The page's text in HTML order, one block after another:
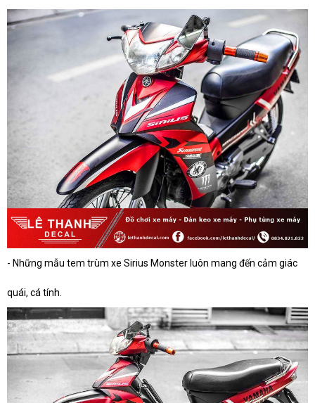
- Những mẫu tem trùm xe Sirius Monster luôn mang đến cảm giác
quái, cá tính.